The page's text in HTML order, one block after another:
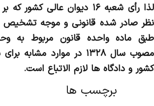
لذا رأی شعبه ۱۶ دیوان عالی
نظر صادر شده قانونی و موجه
طبق ماده واحده قانون مربوط به
مصوب سال ۱۳۲۸ در موارد
کشور و دادگاه ­ها لازم الاتباع است.
برچسب ها